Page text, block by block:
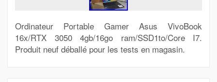
Ordinateur Portable Gamer Asus VivoBook
16x/RTX 3050 4gb/16go ram/SSD1to/Core I7.
Produit neuf déballé pour les tests en magasin.